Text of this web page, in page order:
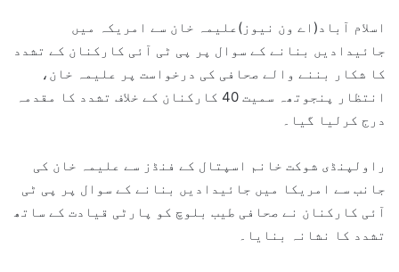
اسلام آباد(اے ون نیوز)علیمہ خان سے امریکہ میں
جائیدادیں بنانے کے سوال پر پی ٹی آئی کارکنان کے تشدد
کا شکار بننے والے صحافی کی درخواست پر علیمہ خان،
انتظار پنجوتھہ سمیت 40 کارکنان کے خلاف تشدد کا مقدمہ
درج کرلیا گیا۔
راولپنڈی شوکت خانم اسپتال کے فنڈز سے علیمہ خان کی
جانب سے امریکا میں جائیدادیں بنانے کے سوال پر پی ٹی
آئی کارکنان نے صحافی طیب بلوچ کو پارٹی قیادت کے ساتھ
تشدد کا نشانہ بنایا۔